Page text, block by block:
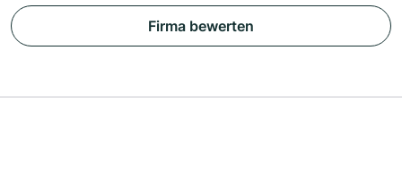
Firma bewerten